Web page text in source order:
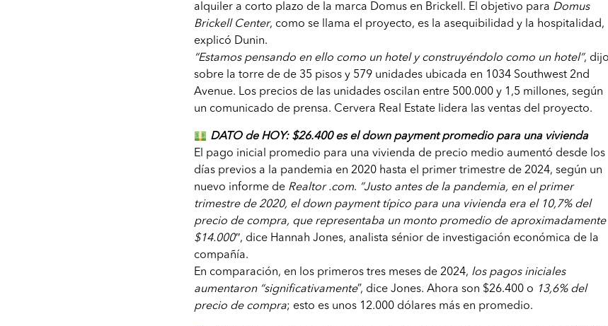
alquiler a corto plazo de la marca Domus en Brickell. El objetivo para Domus
Brickell Center, como se llama el proyecto, es la asequibilidad y la hospitalidad,
explicó Dunin.
“Estamos pensando en ello como un hotel y construyéndolo como un hotel”, dijo
sobre la torre de de 35 pisos y 579 unidades ubicada en 1034 Southwest 2nd
Avenue. Los precios de las unidades oscilan entre 500.000 y 1,5 millones, según
un comunicado de prensa. Cervera Real Estate lidera las ventas del proyecto.
DATO de HOY: $26.400 es el down payment promedio para una vivienda
El pago inicial promedio para una vivienda de precio medio aumentó desde los
días previos a la pandemia en 2020 hasta el primer trimestre de 2024, según un
nuevo informe de Realtor .com. ”Justo antes de la pandemia, en el primer
trimestre de 2020, el down payment típico para una vivienda era el 10,7% del
precio de compra, que representaba un monto promedio de aproximadamente
$14.000″, dice Hannah Jones, analista sénior de investigación económica de la
compañía.
En comparación, en los primeros tres meses de 2024, los pagos iniciales
aumentaron “significativamente”, dice Jones. Ahora son $26.400 o 13,6% del
precio de compra; esto es unos 12.000 dólares más en promedio.